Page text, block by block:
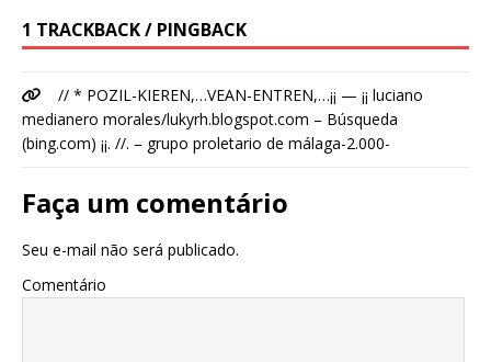
1 TRACKBACK / PINGBACK
// * POZIL-KIEREN,…VEAN-ENTREN,…¡¡ — ¡¡ luciano
medianero morales/lukyrh.blogspot.com – Búsqueda
(bing.com) ¡¡. //. – grupo proletario de málaga-2.000-
Faça um comentário
Seu e-mail não será publicado.
Comentário